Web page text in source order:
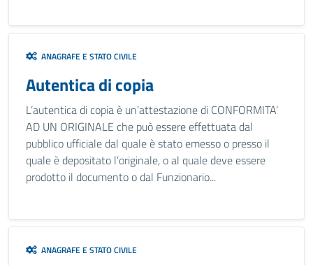
ANAGRAFE E STATO CIVILE
Autentica di copia
L’autentica di copia è un’attestazione di CONFORMITA’
AD UN ORIGINALE che può essere effettuata dal
pubblico ufficiale dal quale è stato emesso o presso il
quale è depositato l’originale, o al quale deve essere
prodotto il documento o dal Funzionario...
ANAGRAFE E STATO CIVILE